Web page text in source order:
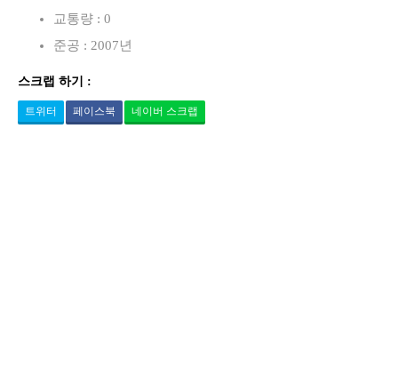
교통량 : 0
준공 : 2007년
스크랩 하기 :
트위터 페이스북 네이버 스크랩